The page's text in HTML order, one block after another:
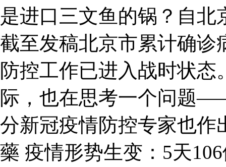
是进口三文鱼的锅？自
截至发稿北京市累计确诊
防控工作已进入战时状
际，也在思考一个问题
分新冠疫情防控专家也作
藥 疫情形势生变：5天